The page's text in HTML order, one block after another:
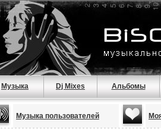
Музыка Dj Mixes Альбомы
Музыка пользователей